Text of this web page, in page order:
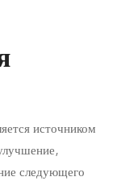
источником
следующего